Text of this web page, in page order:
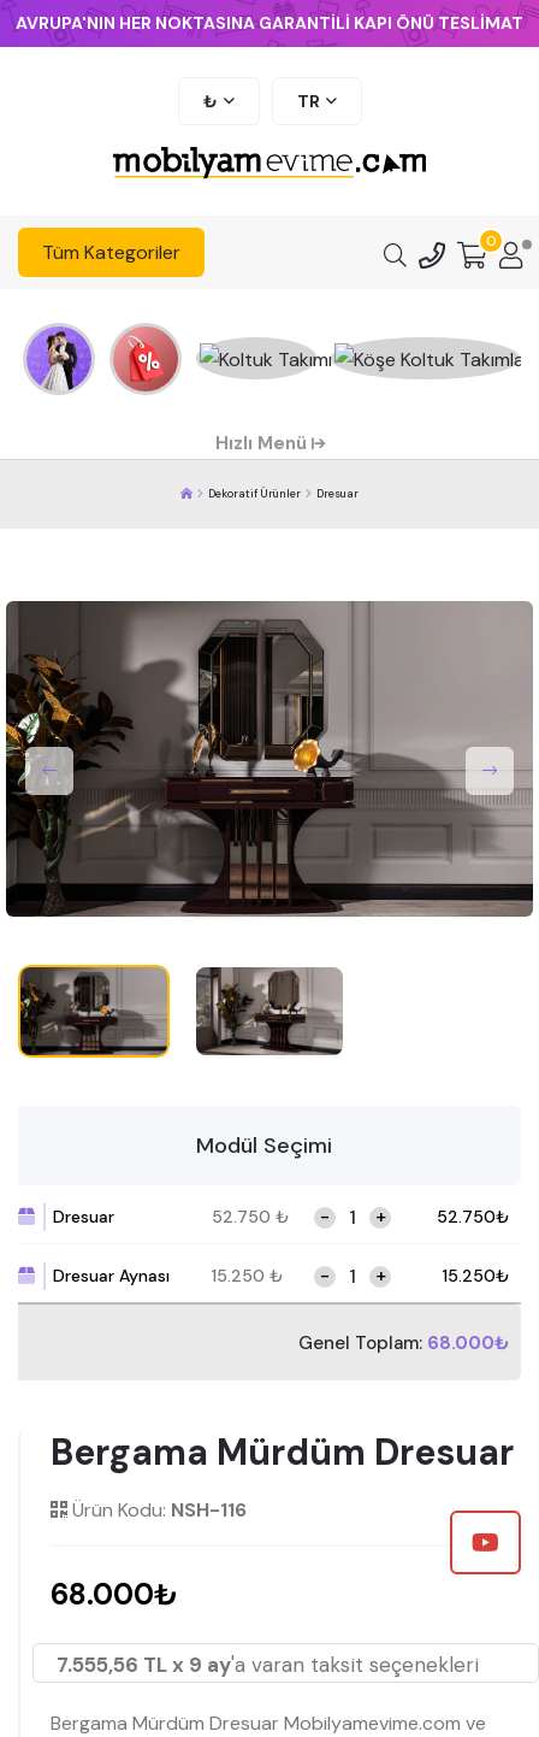
AVRUPA'NIN HER NOKTASINA GARANTİLİ KAPI ÖNÜ TESLİMAT
₺ TR
Tüm Kategoriler 0
Hızlı Menü
Dekoratif Ürünler Dresuar
Modül Seçimi
Dresuar 52.750 ₺ - + 52.750₺
Dresuar Aynası 15.250 ₺ - + 15.250₺
Genel Toplam: 68.000₺
Bergama Mürdüm Dresuar
Ürün Kodu: NSH-116
68.000₺
7.555,56 TL x 9 ay'a varan taksit seçenekleri
Bergama Mürdüm Dresuar Mobilyamevime.com ve